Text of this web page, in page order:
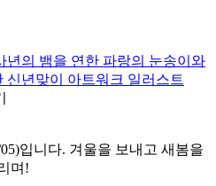
입니다. 겨울을 보내고 새봄을
며!